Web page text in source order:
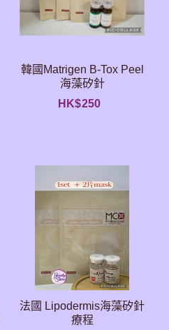
韓國Matrigen B-Tox Peel
海藻矽針
HK$250
法國 Lipodermis海藻矽針
療程